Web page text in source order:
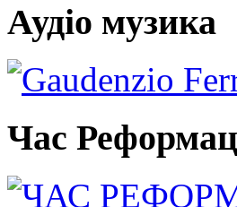
Аудіо музика
Час